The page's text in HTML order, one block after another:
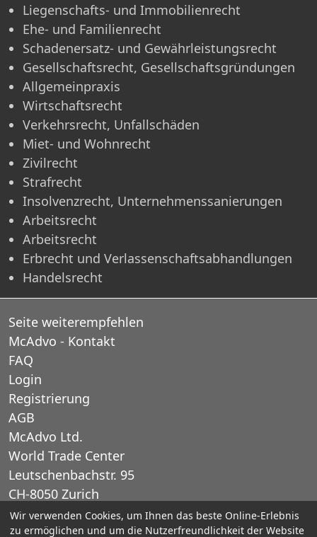
Liegenschafts- und Immobilienrecht
Ehe- und Familienrecht
Schadenersatz- und Gewährleistungsrecht
Gesellschaftsrecht, Gesellschaftsgründungen
Allgemeinpraxis
Wirtschaftsrecht
Verkehrsrecht, Unfallschäden
Miet- und Wohnrecht
Zivilrecht
Strafrecht
Insolvenzrecht, Unternehmenssanierungen
Arbeitsrecht
Arbeitsrecht
Erbrecht und Verlassenschaftsabhandlungen
Handelsrecht
Seite weiterempfehlen
McAdvo - Kontakt
FAQ
Login
Registrierung
AGB
McAdvo Ltd.
World Trade Center
Leutschenbachstr. 95
CH-8050 Zurich
Schweiz
Wir verwenden Cookies, um Ihnen das beste Online-Erlebnis
zu ermöglichen und um die Nutzerfreundlichkeit der Website